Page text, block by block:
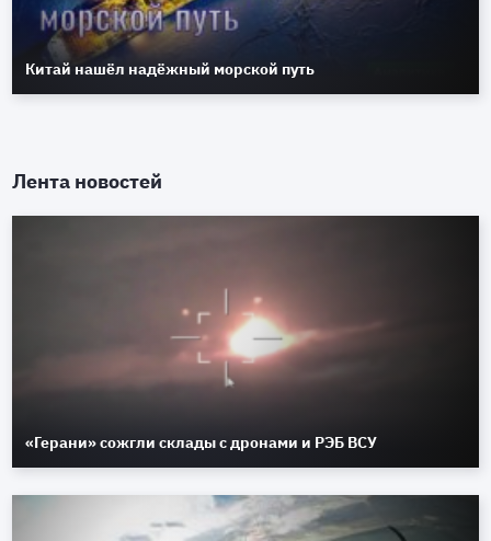
Китай нашёл надёжный морской путь
Лента новостей
«Герани» сожгли склады с дронами и РЭБ ВСУ